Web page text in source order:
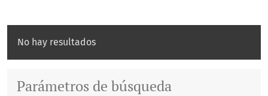
No hay resultados
Parámetros de búsqueda